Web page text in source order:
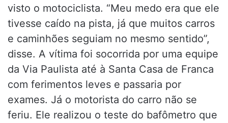
visto o motociclista. “Meu medo era que ele
tivesse caído na pista, já que muitos carros
e caminhões seguiam no mesmo sentido”,
disse. A vítima foi socorrida por uma equipe
da Via Paulista até à Santa Casa de Franca
com ferimentos leves e passaria por
exames. Já o motorista do carro não se
feriu. Ele realizou o teste do bafômetro que